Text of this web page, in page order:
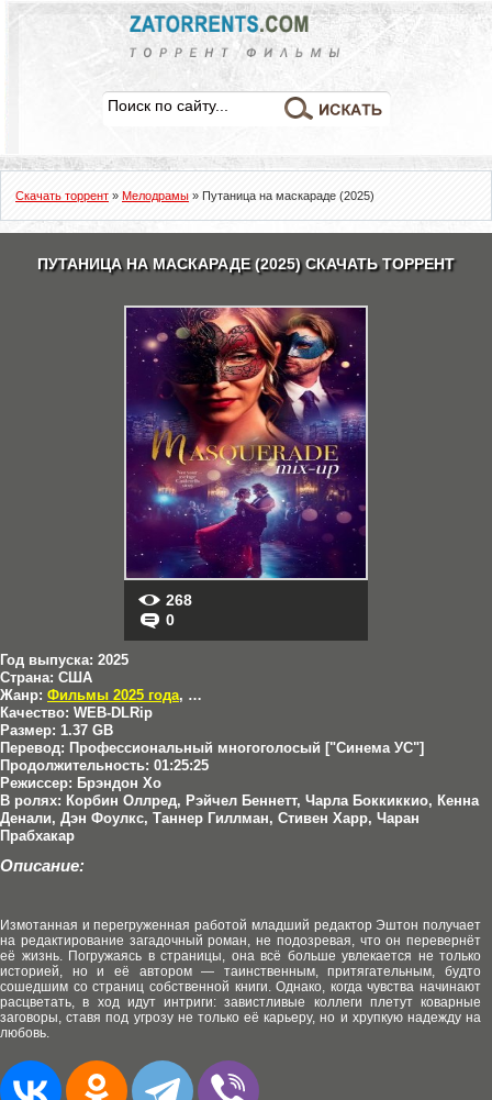
Скачать торрент » Мелодрамы » Путаница на маскараде (2025)
ПУТАНИЦА НА МАСКАРАДЕ (2025) СКАЧАТЬ ТОРРЕНТ
268
0
Год выпуска: 2025
Страна: США
Жанр: Фильмы 2025 года, Комедии
Качество: WEB-DLRip
Размер: 1.37 GB
Перевод: Профессиональный многоголосый ["Синема УС"]
Продолжительность: 01:25:25
Режиссер: Брэндон Хо
В ролях: Корбин Оллред, Рэйчел Беннетт, Чарла Боккиккио, Кенна
Денали, Дэн Фоулкс, Таннер Гиллман, Стивен Харр, Чаран
Прабхакар
Описание:
Измотанная и перегруженная работой младший редактор Эштон получает
на редактирование загадочный роман, не подозревая, что он перевернёт
её жизнь. Погружаясь в страницы, она всё больше увлекается не только
историей, но и её автором — таинственным, притягательным, будто
сошедшим со страниц собственной книги. Однако, когда чувства начинают
расцветать, в ход идут интриги: завистливые коллеги плетут коварные
заговоры, ставя под угрозу не только её карьеру, но и хрупкую надежду на
любовь.